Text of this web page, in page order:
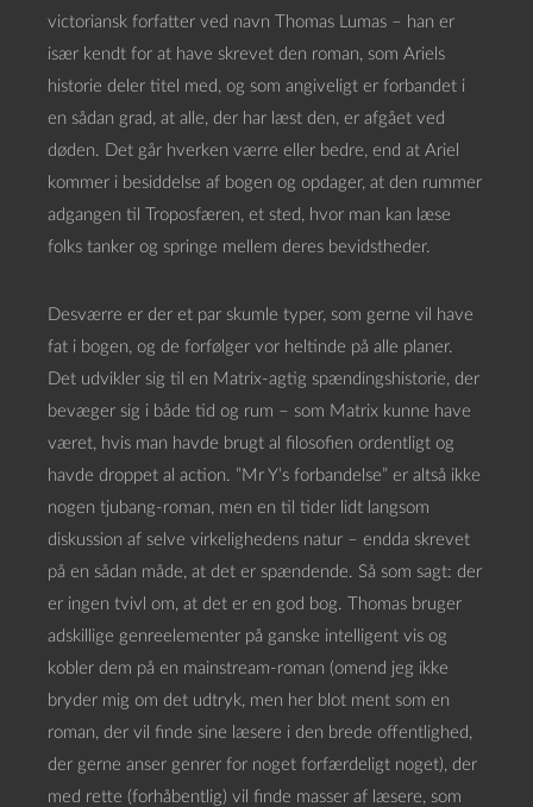
victoriansk forfatter ved navn Thomas Lumas – han er
især kendt for at have skrevet den roman, som Ariels
historie deler titel med, og som angiveligt er forbandet i
en sådan grad, at alle, der har læst den, er afgået ved
døden. Det går hverken værre eller bedre, end at Ariel
kommer i besiddelse af bogen og opdager, at den rummer
adgangen til Troposfæren, et sted, hvor man kan læse
folks tanker og springe mellem deres bevidstheder.
Desværre er der et par skumle typer, som gerne vil have
fat i bogen, og de forfølger vor heltinde på alle planer.
Det udvikler sig til en Matrix-agtig spændingshistorie, der
bevæger sig i både tid og rum – som Matrix kunne have
været, hvis man havde brugt al filosofien ordentligt og
havde droppet al action. ”Mr Y’s forbandelse” er altså ikke
nogen tjubang-roman, men en til tider lidt langsom
diskussion af selve virkelighedens natur – endda skrevet
på en sådan måde, at det er spændende. Så som sagt: der
er ingen tvivl om, at det er en god bog. Thomas bruger
adskillige genreelementer på ganske intelligent vis og
kobler dem på en mainstream-roman (omend jeg ikke
bryder mig om det udtryk, men her blot ment som en
roman, der vil finde sine læsere i den brede offentlighed,
der gerne anser genrer for noget forfærdeligt noget), der
med rette (forhåbentlig) vil finde masser af læsere, som